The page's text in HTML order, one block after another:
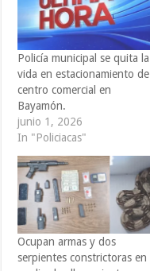
Policía municipal se quita la
vida en estacionamiento de
centro comercial en
Bayamón.
junio 1, 2026
In "Policiacas"
Ocupan armas y dos
serpientes constrictoras en